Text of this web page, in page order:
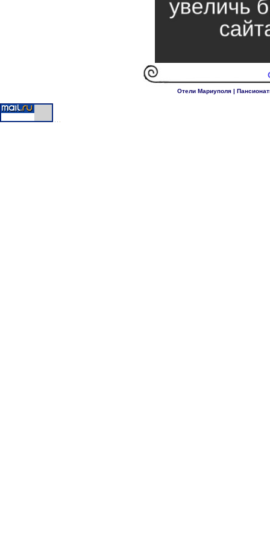
Отели Мариуполя |